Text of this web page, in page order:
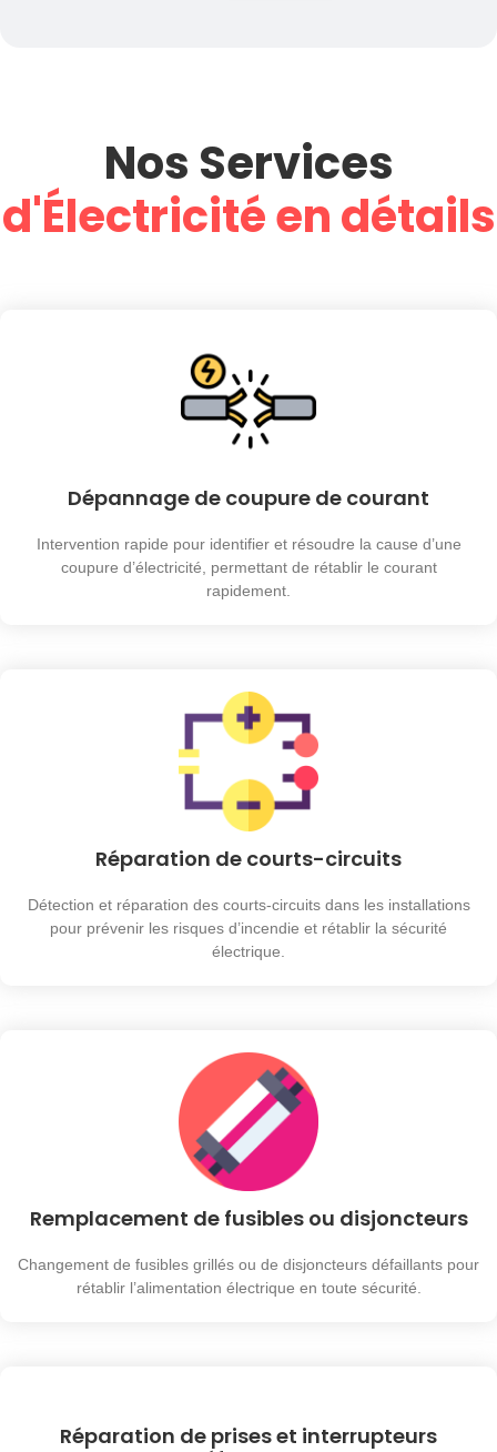
Nos Services
d'Électricité en détails
Dépannage de coupure de courant
Intervention rapide pour identifier et résoudre la cause d’une
coupure d’électricité, permettant de rétablir le courant
rapidement.
Réparation de courts-circuits
Détection et réparation des courts-circuits dans les installations
pour prévenir les risques d’incendie et rétablir la sécurité
électrique.
Remplacement de fusibles ou disjoncteurs
Changement de fusibles grillés ou de disjoncteurs défaillants pour
rétablir l’alimentation électrique en toute sécurité.
Réparation de prises et interrupteurs